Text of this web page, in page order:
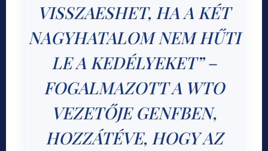
VISSZAESHET, HA A KÉT
NAGYHATALOM NEM HŰTI
LE A KEDÉLYEKET” –
FOGALMAZOTT A WTO
VEZETŐJE GENFBEN,
HOZZÁTÉVE, HOGY AZ